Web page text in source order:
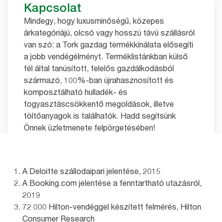
Kapcsolat
Mindegy, hogy luxusminőségű, közepes
árkategóriájú, olcsó vagy hosszú távú szállásról
van szó: a Tork gazdag termékkínálata elősegíti
a jobb vendégélményt. Terméklistánkban külső
fél által tanúsított, felelős gazdálkodásból
származó, 100%-ban újrahasznosított és
komposztálható hulladék- és
fogyasztáscsökkentő megoldások, illetve
töltőanyagok is találhatók. Hadd segítsünk
Önnek üzletmenete felpörgetésében!
A Deloitte szállodaipari jelentése, 2015
A Booking.com jelentése a fenntartható utazásról,
2019
72 000 Hilton-vendéggel készített felmérés, Hilton
Consumer Research